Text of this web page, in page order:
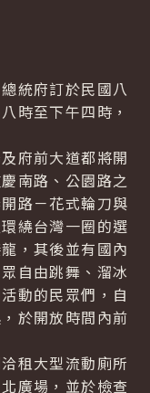
統府訂於民國八
時至下午四時，
府前大道都將開
南路、公園路之
路－花式輪刀與
繞台灣一圈的選
，其後並有國內
自由跳舞、溜冰
動的民眾們，自
於開放時間內前
租大型流動廁所
廣場，並於檢查